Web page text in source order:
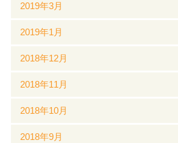
2019年3月
2019年1月
2018年12月
2018年11月
2018年10月
2018年9月